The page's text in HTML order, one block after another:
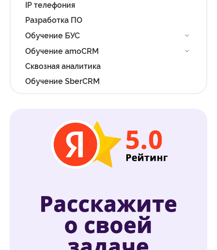
IP телефония
Разработка ПО
Обучение БУС
Обучение amoCRM
Сквозная аналитика
Обучение SberCRM